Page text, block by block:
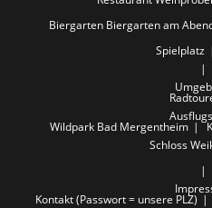
Biergarten Biergarten am
Spielplatz
Wildpark Bad Mergentheim
Schloss
Kontakt (Passwort = unsere PLZ)